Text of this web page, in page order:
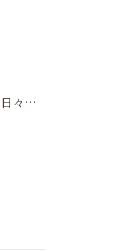
良くも悪くも体は日々変化する